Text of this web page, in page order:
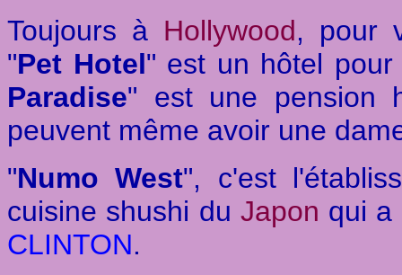
Toujours à Hollywood, pour
"Pet Hotel" est un hôtel
Paradise" est une pension
peuvent même avoir une
"Numo West", c'est
cuisine shushi du Japon qui a
CLINTON.